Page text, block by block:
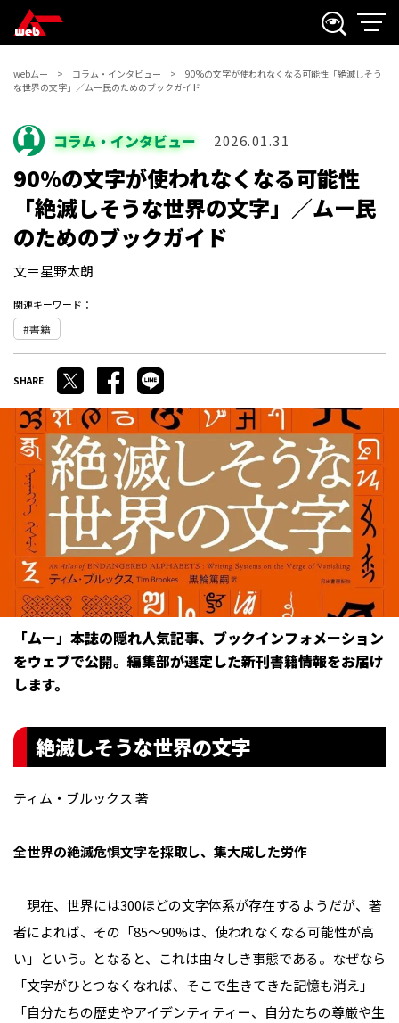
webムー コラム・インタビュー
90%の文字が使われなくなる可能性「絶滅しそう
な世界の文字」／ムー民のためのブックガイド
コラム・インタビュー 2026.01.31
90%の文字が使われなくなる可能性
「絶滅しそうな世界の文字」／ムー民
のためのブックガイド
文＝星野太朗
関連キーワード：
書籍
「ムー」本誌の隠れ人気記事、ブックインフォメーション
をウェブで公開。編集部が選定した新刊書籍情報をお届け
します。
絶滅しそうな世界の文字
ティム・ブルックス 著
全世界の絶滅危惧文字を採取し、集大成した労作
現在、世界には300ほどの文字体系が存在するようだが、著
者によれば、その「85～90%は、使われなくなる可能性が高
い」という。となると、これは由々しき事態である。なぜなら
「文字がひとつなくなれば、そこで生きてきた記憶も消え」
「自分たちの歴史やアイデンティティー、自分たちの尊厳や生